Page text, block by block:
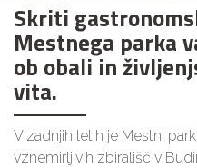
Skriti
Mestnega parka
ob obali in
vita.
V zadnjih letih je Mestni
vznemirljivih zbirališč v